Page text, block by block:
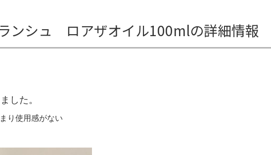
ンシュ ロアザオイル100mlの詳細情報
した。
り使用感がない